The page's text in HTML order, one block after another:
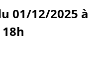
01/12/2025 à